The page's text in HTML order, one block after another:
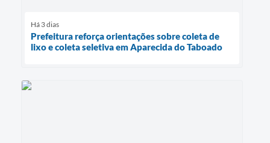
Há 3 dias
Prefeitura reforça orientações sobre coleta de
lixo e coleta seletiva em Aparecida do Taboado